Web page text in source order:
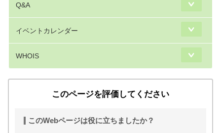
Q&A
イベントカレンダー
WHOIS
このページを評価してください
このWebページは役に立ちましたか？